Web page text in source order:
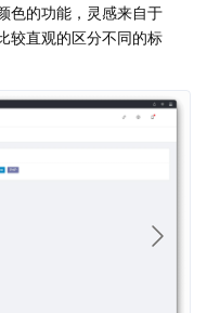
色的功能，灵感来自于
较直观的区分不同的标